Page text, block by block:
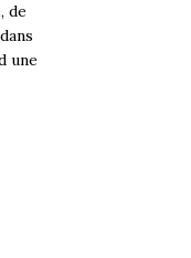
de
une